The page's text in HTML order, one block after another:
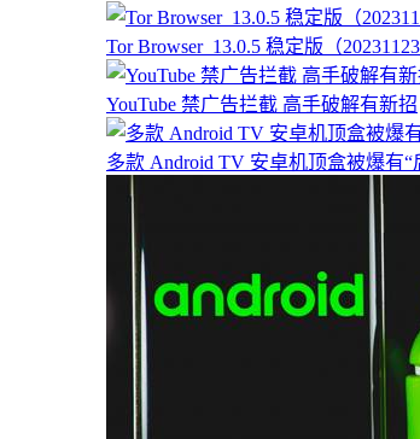
Tor Browser_13.0.5 稳定版（20231123
YouTube 禁广告拦截 高手破解有新招
多款 Android TV 安卓机顶盒被爆有“